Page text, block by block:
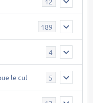
189
4
le cul 5